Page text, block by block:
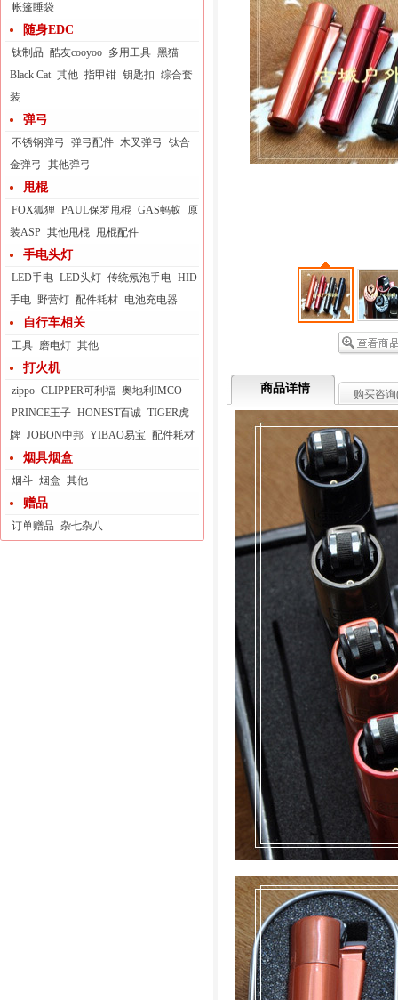
帐篷睡袋
随身EDC
钛制品 酷友cooyoo 多用工具 黑猫
Black Cat 其他 指甲钳 钥匙扣 综合套
装
弹弓
不锈钢弹弓 弹弓配件 木叉弹弓
钛合
金弹弓
其他弹弓
甩棍
FOX狐狸 PAUL保罗甩棍 GAS蚂蚁
原
装ASP 其他甩棍 甩棍配件
手电头灯
LED手电 LED头灯 传统氖泡手电 HID
手电 野营灯 配件耗材 电池充电器
自行车相关
工具 磨电灯 其他
打火机
zippo CLIPPER可利福 奥地利IMCO
PRINCE王子 HONEST百诚 TIGER虎
牌 JOBON中邦 YIBAO易宝 配件耗材
烟具烟盒
烟斗 烟盒 其他
赠品
订单赠品 杂七杂八
商品详情 购买咨询